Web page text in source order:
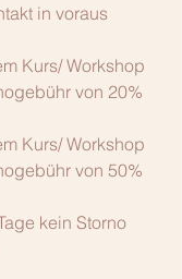
in voraus
Kurs/ Workshop
von 20%
Kurs/ Workshop
von 50%
kein Storno